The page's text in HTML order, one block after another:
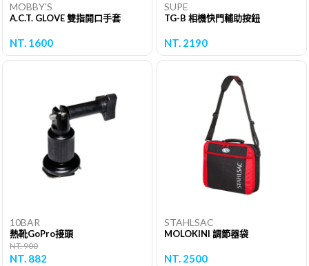
MOBBY'S
A.C.T. GLOVE 雙指開口手套
NT. 1600
SUPE
TG-B 相機快門輔助按鈕
NT. 2190
10BAR
熱靴GoPro接頭
NT. 900
NT. 882
STAHLSAC
MOLOKINI 調節器袋
NT. 2500